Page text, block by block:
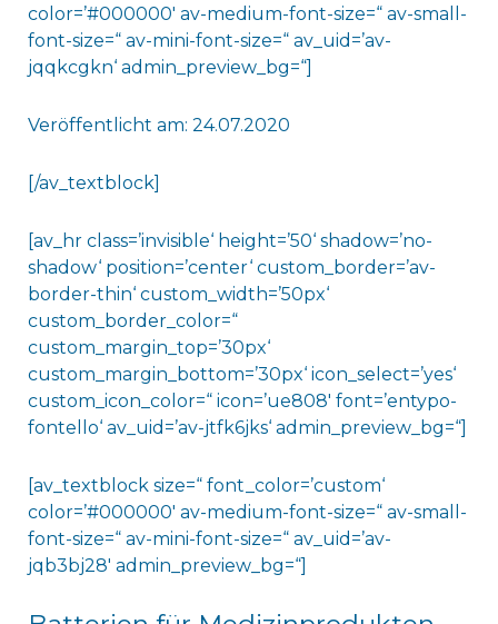
color=’#000000′ av-medium-font-size=“ av-small-
font-size=“ av-mini-font-size=“ av_uid=’av-
jqqkcgkn‘ admin_preview_bg=“]
Veröffentlicht am: 24.07.2020
[/av_textblock]
[av_hr class=’invisible‘ height=’50‘ shadow=’no-
shadow‘ position=’center‘ custom_border=’av-
border-thin‘ custom_width=’50px‘
custom_border_color=“
custom_margin_top=’30px‘
custom_margin_bottom=’30px‘ icon_select=’yes‘
custom_icon_color=“ icon=’ue808′ font=’entypo-
fontello‘ av_uid=’av-jtfk6jks‘ admin_preview_bg=“]
[av_textblock size=“ font_color=’custom‘
color=’#000000′ av-medium-font-size=“ av-small-
font-size=“ av-mini-font-size=“ av_uid=’av-
jqb3bj28′ admin_preview_bg=“]